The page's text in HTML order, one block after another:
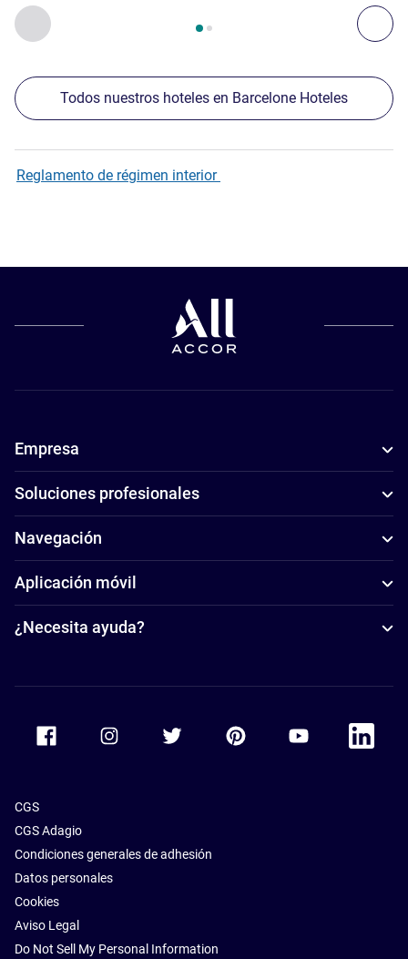
Anterior - Nuestros establecimientos cercanos
Página , Nuestros establecimientos cercanos 1 :,
Todos nuestros hoteles en Barcelone Hoteles
Reglamento de régimen interior
Empresa
Soluciones profesionales
Navegación
Aplicación móvil
¿Necesita ayuda?
Accor Youtube
Accor
CGS
CGS Adagio
Condiciones generales de adhesión
Datos personales
Cookies
Aviso Legal
Do Not Sell My Personal Information